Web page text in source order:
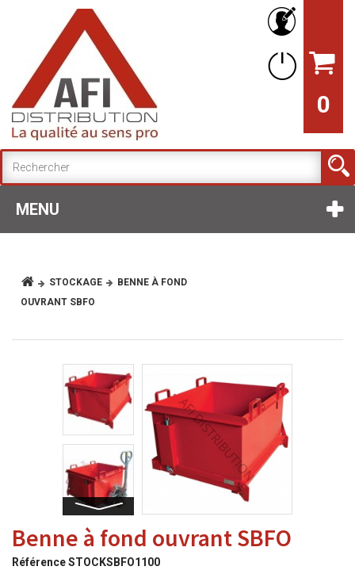
0
MENU
STOCKAGE
BENNE À FOND
OUVRANT SBFO
Benne à fond ouvrant SBFO
RéférenceSTOCKSBFO1100